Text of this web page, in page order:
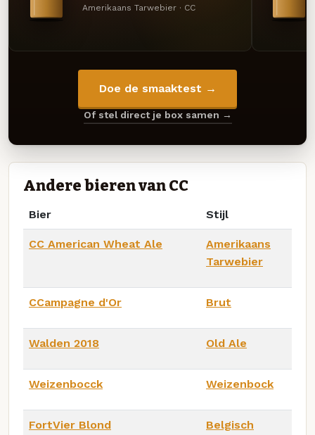
Amerikaans Tarwebier · CC
Doe de smaaktest →
Of stel direct je box samen →
Andere bieren van CC
Bier Stijl
CC American Wheat Ale
Amerikaans
Tarwebier
CCampagne d'Or Brut
Walden 2018 Old Ale
Weizenbocck Weizenbock
FortVier Blond
Belgisch